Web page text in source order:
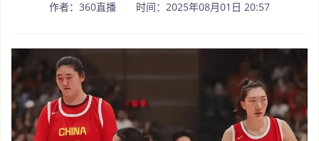
作者：360直播 时间：2025年08月01日 20:57